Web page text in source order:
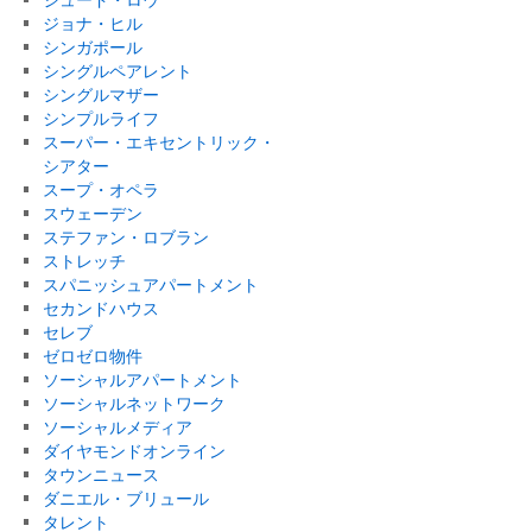
ジョナ・ヒル
シンガポール
シングルペアレント
シングルマザー
シンプルライフ
スーパー・エキセントリック・
シアター
スープ・オペラ
スウェーデン
ステファン・ロブラン
ストレッチ
スパニッシュアパートメント
セカンドハウス
セレブ
ゼロゼロ物件
ソーシャルアパートメント
ソーシャルネットワーク
ソーシャルメディア
ダイヤモンドオンライン
タウンニュース
ダニエル・ブリュール
タレント